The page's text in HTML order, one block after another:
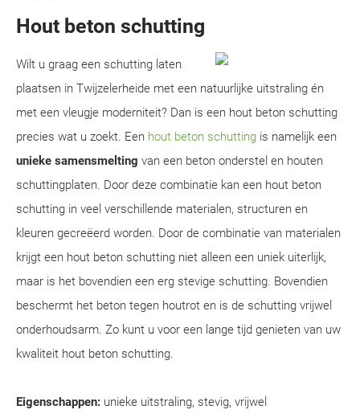
Hout beton schutting
Wilt u graag een schutting laten
plaatsen in Twijzelerheide met een natuurlijke uitstraling én
met een vleugje moderniteit? Dan is een hout beton schutting
precies wat u zoekt. Een hout beton schutting is namelijk een
unieke samensmelting van een beton onderstel en houten
schuttingplaten. Door deze combinatie kan een hout beton
schutting in veel verschillende materialen, structuren en
kleuren gecreëerd worden. Door de combinatie van materialen
krijgt een hout beton schutting niet alleen een uniek uiterlijk,
maar is het bovendien een erg stevige schutting. Bovendien
beschermt het beton tegen houtrot en is de schutting vrijwel
onderhoudsarm. Zo kunt u voor een lange tijd genieten van uw
kwaliteit hout beton schutting.
Eigenschappen: unieke uitstraling, stevig, vrijwel